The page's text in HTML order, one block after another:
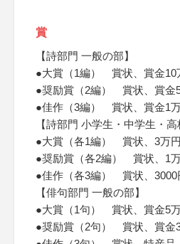
賞
【詩部門 一般の部】
●大賞（1編） 賞状、賞金10
●奨励賞（2編） 賞状、賞金
●佳作（3編） 賞状、賞金1
【詩部門 小学生・中学生・高
●大賞（各1編） 賞状、3万
●奨励賞（各2編） 賞状、1
●佳作（各3編） 賞状、3000
【俳句部門 一般の部】
●大賞（1句） 賞状、賞金5
●奨励賞（2句） 賞状、賞金